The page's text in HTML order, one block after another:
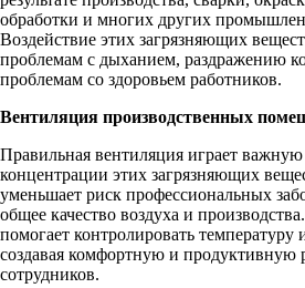
обработки и многих других
Воздействие этих загрязняющих
проблемам с дыханием, раздражению
проблемам со здоровьем работников.
Вентиляция производственных
Правильная вентиляция играет
концентрации этих загрязняющих
уменьшает риск профессиональных
общее качество воздуха и
помогает контролировать температуру
создавая комфортную и продуктивную
сотрудников.